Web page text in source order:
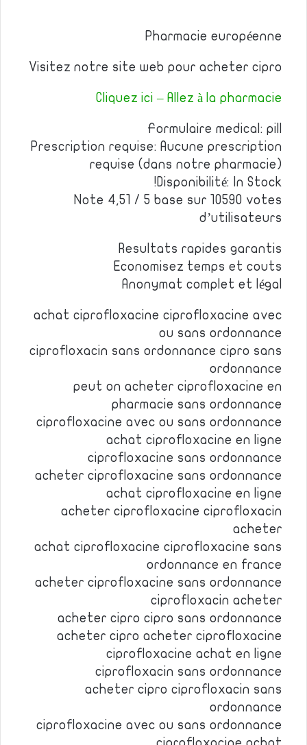
Pharmacie européenne
Visitez notre site web pour acheter cipro
Cliquez ici – Allez à la pharmacie
Formulaire medical: pill
Prescription requise: Aucune prescription
requise (dans notre pharmacie)
Disponibilité: In Stock!
Note 4,51 / 5 base sur 10590 votes
d’utilisateurs
Resultats rapides garantis
Economisez temps et couts
Anonymat complet et légal
achat ciprofloxacine ciprofloxacine avec
ou sans ordonnance
ciprofloxacin sans ordonnance cipro sans
ordonnance
peut on acheter ciprofloxacine en
pharmacie sans ordonnance
ciprofloxacine avec ou sans ordonnance
achat ciprofloxacine en ligne
ciprofloxacine sans ordonnance
acheter ciprofloxacine sans ordonnance
achat ciprofloxacine en ligne
acheter ciprofloxacine ciprofloxacin
acheter
achat ciprofloxacine ciprofloxacine sans
ordonnance en france
acheter ciprofloxacine sans ordonnance
ciprofloxacin acheter
acheter cipro cipro sans ordonnance
acheter cipro acheter ciprofloxacine
ciprofloxacine achat en ligne
ciprofloxacin sans ordonnance
acheter cipro ciprofloxacin sans
ordonnance
ciprofloxacine avec ou sans ordonnance